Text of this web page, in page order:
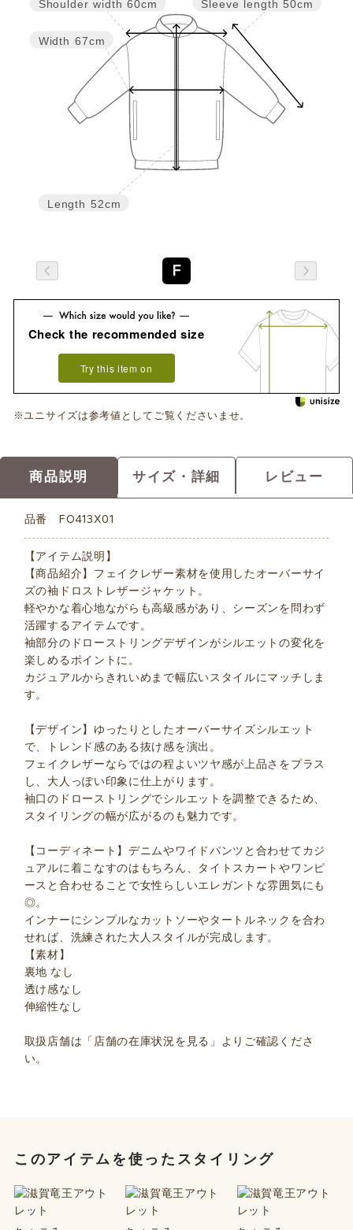
Sleeve length 50cm
Length 52cm
Width 67cm
Shoulder width 60cm
F
Check the recommended size
Try this item on
※ユニサイズは参考値としてご覧くださいませ。
商品説明 サイズ・詳細 レビュー
品番 FO413X01
【アイテム説明】
【商品紹介】フェイクレザー素材を使用したオーバーサイ
ズの袖ドロストレザージャケット。
軽やかな着心地ながらも高級感があり、シーズンを問わず
活躍するアイテムです。
袖部分のドローストリングデザインがシルエットの変化を
楽しめるポイントに。
カジュアルからきれいめまで幅広いスタイルにマッチしま
す。
【デザイン】ゆったりとしたオーバーサイズシルエット
で、トレンド感のある抜け感を演出。
フェイクレザーならではの程よいツヤ感が上品さをプラス
し、大人っぽい印象に仕上がります。
袖口のドローストリングでシルエットを調整できるため、
スタイリングの幅が広がるのも魅力です。
【コーディネート】デニムやワイドパンツと合わせてカジ
ュアルに着こなすのはもちろん、タイトスカートやワンピ
ースと合わせることで女性らしいエレガントな雰囲気にも
◎。
インナーにシンプルなカットソーやタートルネックを合わ
せれば、洗練された大人スタイルが完成します。
【素材】
裏地 なし
透け感なし
伸縮性なし
取扱店舗は「店舗の在庫状況を見る」よりご確認くださ
い。
このアイテムを使ったスタイリング